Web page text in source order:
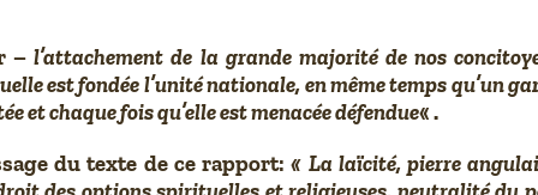
–l’attachement de la grande majorité de nos
est fondée l’unité nationale, en même temps qu’un
chaque fois qu’elle est menacée défendue« .
du texte de ce rapport:« La laïcité, pierre